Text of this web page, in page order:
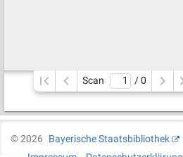
Scan / 0
©2026
Bayerische Staatsbibliothek